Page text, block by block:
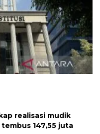
perihal isbat
realisasi mudik
147,55 juta